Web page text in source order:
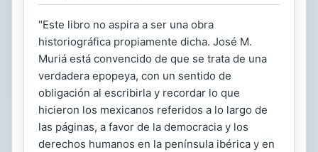
"Este libro no aspira a ser una obra
historiográfica propiamente dicha. José M.
Muriá está convencido de que se trata de una
verdadera epopeya, con un sentido de
obligación al escribirla y recordar lo que
hicieron los mexicanos referidos a lo largo de
las páginas, a favor de la democracia y los
derechos humanos en la península ibérica y en